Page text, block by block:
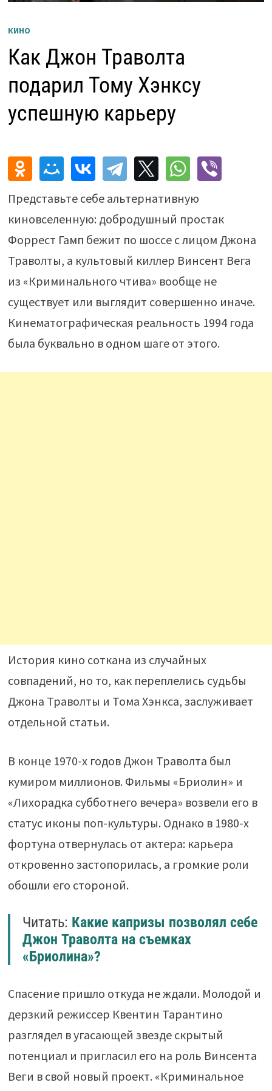
КИНО
Как Джон Траволта
подарил Тому Хэнксу
успешную карьеру
Представьте себе альтернативную
киновселенную: добродушный простак
Форрест Гамп бежит по шоссе с лицом Джона
Траволты, а культовый киллер Винсент Вега
из «Криминального чтива» вообще не
существует или выглядит совершенно иначе.
Кинематографическая реальность 1994 года
была буквально в одном шаге от этого.
История кино соткана из случайных
совпадений, но то, как переплелись судьбы
Джона Траволты и Тома Хэнкса, заслуживает
отдельной статьи.
В конце 1970-х годов Джон Траволта был
кумиром миллионов. Фильмы «Бриолин» и
«Лихорадка субботнего вечера» возвели его в
статус иконы поп-культуры. Однако в 1980-х
фортуна отвернулась от актера: карьера
откровенно застопорилась, а громкие роли
обошли его стороной.
Читать: Какие капризы позволял себе
Джон Траволта на съемках
«Бриолина»?
Спасение пришло откуда не ждали. Молодой и
дерзкий режиссер Квентин Тарантино
разглядел в угасающей звезде скрытый
потенциал и пригласил его на роль Винсента
Веги в свой новый проект. «Криминальное